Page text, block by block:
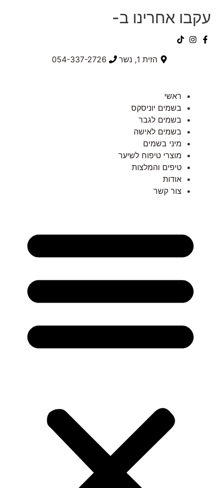
הזית 1, נשר 054-337-2726⁩
עקבו אחרינו ב-
ראשי
בשמים יוניסקס
בשמים לגבר
בשמים לאישה
מיני בשמים
מוצרי טיפוח לשיער
טיפים והמלצות
אודות
צור קשר